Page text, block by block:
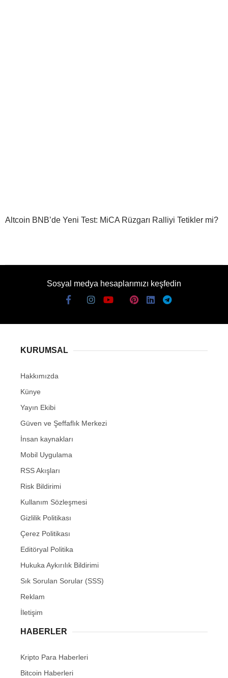
Altcoin BNB’de Yeni Test: MiCA Rüzgarı Ralliyi Tetikler mi?
Sosyal medya hesaplarımızı keşfedin
KURUMSAL
Hakkımızda
Künye
Yayın Ekibi
Güven ve Şeffaflık Merkezi
İnsan kaynakları
Mobil Uygulama
RSS Akışları
Risk Bildirimi
Kullanım Sözleşmesi
Gizlilik Politikası
Çerez Politikası
Editöryal Politika
Hukuka Aykırılık Bildirimi
Sık Sorulan Sorular (SSS)
Reklam
İletişim
HABERLER
Kripto Para Haberleri
Bitcoin Haberleri